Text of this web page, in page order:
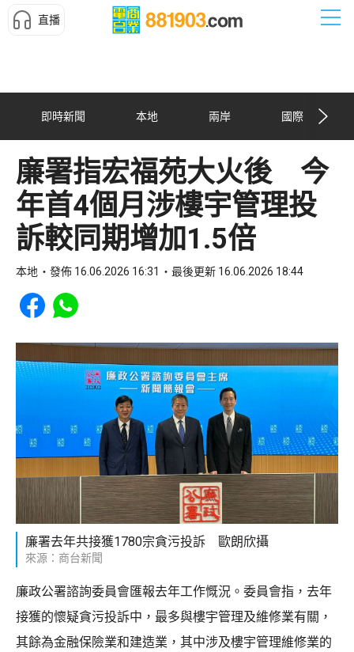
直播
即時新聞 本地 兩岸 國際
廉署指宏福苑大火後 今
年首4個月涉樓宇管理投
訴較同期增加1.5倍
本地 發佈 16.06.2026 16:31 最後更新 16.06.2026 18:44
Share to Facebook
Share to WhatsApp
廉署去年共接獲1780宗貪污投訴 歐朗欣攝
來源：商台新聞
廉政公署諮詢委員會匯報去年工作慨況。委員會指，去年
接獲的懷疑貪污投訴中，最多與樓宇管理及維修業有關，
其餘為金融保險業和建造業，其中涉及樓宇管理維修業的